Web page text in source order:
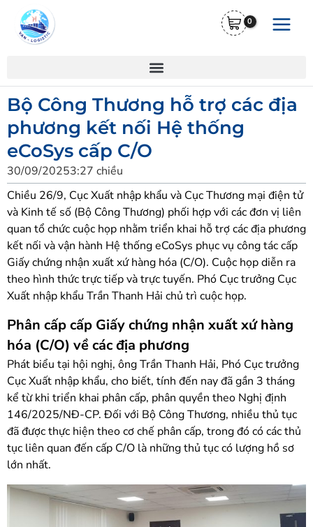
Bộ Công Thương hỗ trợ các địa
phương kết nối Hệ thống
eCoSys cấp C/O
30/09/20253:27 chiều
Chiều 26/9, Cục Xuất nhập khẩu và Cục Thương mại điện tử
và Kinh tế số (Bộ Công Thương) phối hợp với các đơn vị liên
quan tổ chức cuộc họp nhằm triển khai hỗ trợ các địa phương
kết nối và vận hành Hệ thống eCoSys phục vụ công tác cấp
Giấy chứng nhận xuất xứ hàng hóa (C/O). Cuộc họp diễn ra
theo hình thức trực tiếp và trực tuyến. Phó Cục trưởng Cục
Xuất nhập khẩu Trần Thanh Hải chủ trì cuộc họp.
Phân cấp cấp Giấy chứng nhận xuất xứ hàng
hóa (C/O) về các địa phương
Phát biểu tại hội nghị, ông Trần Thanh Hải, Phó Cục trưởng
Cục Xuất nhập khẩu, cho biết, tính đến nay đã gần 3 tháng
kể từ khi triển khai phân cấp, phân quyền theo Nghị định
146/2025/NĐ-CP. Đối với Bộ Công Thương, nhiều thủ tục
đã được thực hiện theo cơ chế phân cấp, trong đó có các thủ
tục liên quan đến cấp C/O là những thủ tục có lượng hồ sơ
lớn nhất.